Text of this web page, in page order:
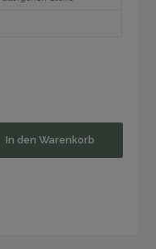
In den Warenkorb